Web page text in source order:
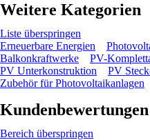
Weitere Kategorien
Liste überspringen
Erneuerbare Energien
Balkonkraftwerke
PV-
PV Unterkonstruktion
PV
Zubehör für Photovoltaikanlagen
Kundenbewertungen
Bereich überspringen